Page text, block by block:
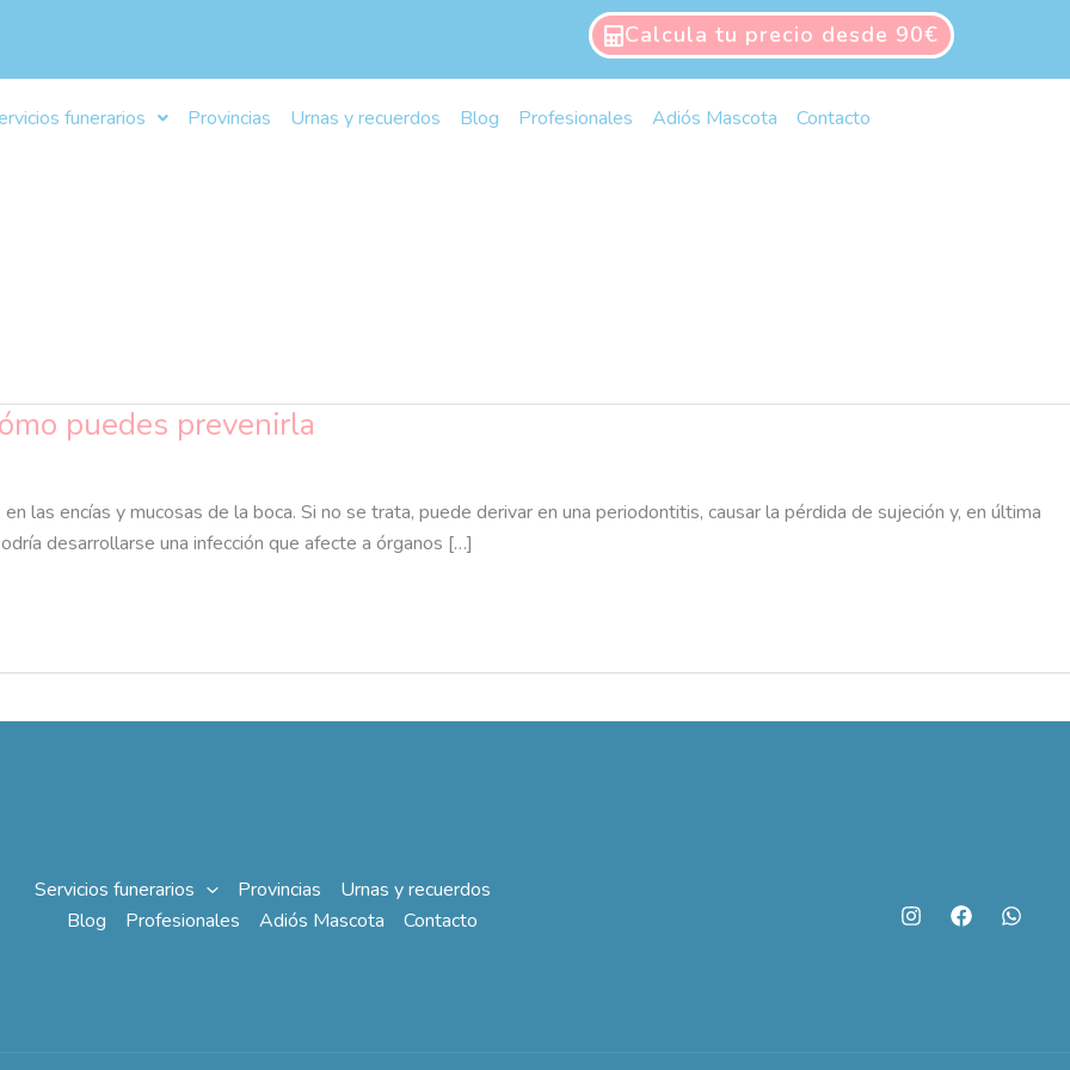
Calcula tu precio desde 90€
funerarios Provincias Urnas y recuerdos Blog Profesionales Adiós Mascota Contacto
puedes prevenirla
las encías y mucosas de la boca. Si no se trata, puede derivar en una periodontitis, causar la pérdida de sujeción y, en última
desarrollarse una infección que afecte a órganos […]
Servicios funerarios Provincias
Urnas y recuerdos
Blog
Profesionales Adiós Mascota Contacto